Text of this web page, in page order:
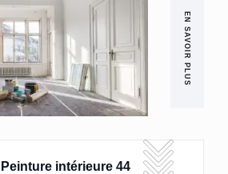
EN SAVOIR PLUS
Peinture intérieure 44